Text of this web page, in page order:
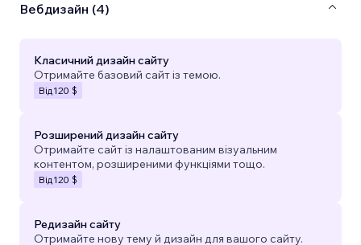
Вебдизайн (4)
Класичний дизайн сайту
Отримайте базовий сайт із темою.
Від 120 $
Розширений дизайн сайту
Отримайте сайт із налаштованим візуальним
контентом, розширеними функціями тощо.
Від 120 $
Редизайн сайту
Отримайте нову тему й дизайн для вашого сайту.